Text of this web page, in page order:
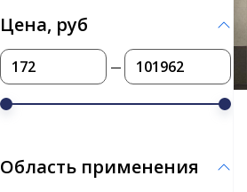
Цена, руб
Область применения